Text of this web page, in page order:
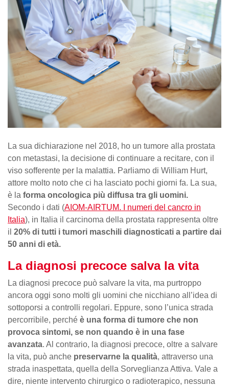
La sua dichiarazione nel 2018, ho un tumore alla prostata
con metastasi, la decisione di continuare a recitare, con il
viso sofferente per la malattia. Parliamo di William Hurt,
attore molto noto che ci ha lasciato pochi giorni fa. La sua,
è la forma oncologica più diffusa tra gli uomini.
Secondo i dati (AIOM-AIRTUM. I numeri del cancro in
Italia), in Italia il carcinoma della prostata rappresenta oltre
il 20% di tutti i tumori maschili diagnosticati a partire dai
50 anni di età.
La diagnosi precoce salva la vita
La diagnosi precoce può salvare la vita, ma purtroppo
ancora oggi sono molti gli uomini che nicchiano all’idea di
sottoporsi a controlli regolari. Eppure, sono l’unica strada
percorribile, perché è una forma di tumore che non
provoca sintomi, se non quando è in una fase
avanzata. Al contrario, la diagnosi precoce, oltre a salvare
la vita, può anche preservarne la qualità, attraverso una
strada inaspettata, quella della Sorveglianza Attiva. Vale a
dire, niente intervento chirurgico o radioterapico, nessuna